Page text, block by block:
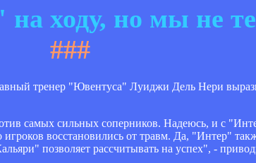
ходу, но мы не
###
тренер "Ювентуса" Луиджи Дель Нери
самых сильных соперников. Надеюсь, и с
игроков восстановились от травм. Да, "Интер"
позволяет рассчитывать на успех", -